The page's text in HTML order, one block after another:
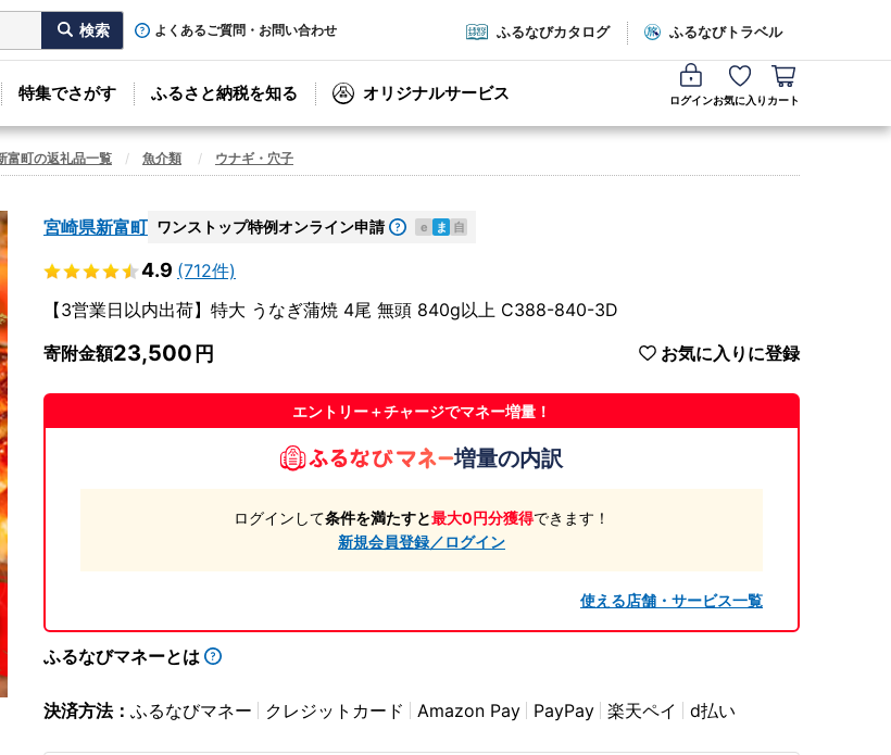
よくあるご質問・お問い合わせ ふるなびカタログ ふるなびトラベル
特集でさがす ふるさと納税を知る オリジナルサービス ログインお気に入り カート
富町の返礼品一覧 魚介類 ウナギ・穴子
宮崎県新富町 ワンストップ特例オンライン申請 e ま 自
4.9 (712件)
【3営業日以内出荷】特大 うなぎ蒲焼 4尾 無頭 840g以上 C388-840-3D
寄附金額23,500 お気に入りに登録
エントリー＋チャージでマネー増量！
増量の内訳
ログインして条件を満たすと最大0円分獲得できます！
新規会員登録／ログイン
使える店舗・サービス一覧
ふるなびマネーとは
決済方法： ふるなびマネー クレジットカード Amazon Pay PayPay 楽天ペイ d払い